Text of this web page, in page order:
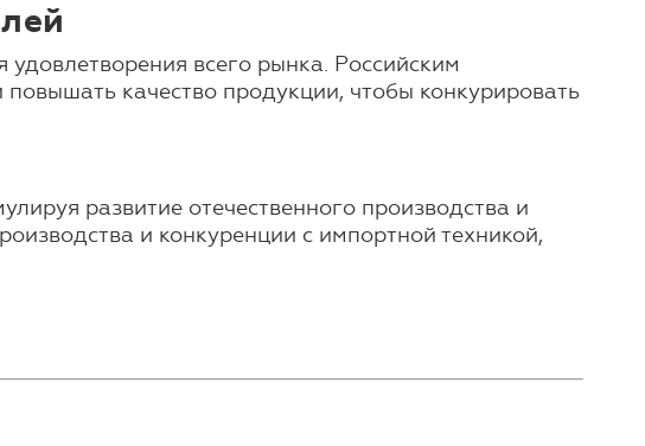
всего рынка. Российским
качество продукции, чтобы конкурировать
развитие отечественного производства и
и конкуренции с импортной техникой,